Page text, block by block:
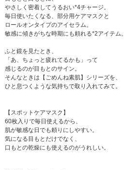
やさしく密着してうるおい*4チャージ。
毎日使いたくなる、部分用ケアマスクと
ロールオンタイプのアイセラム。
敏感に傾きがちな時期にも頼れる*2アイテム。
ふと鏡を見たとき、
「あ、ちょっと疲れてるかも」って
感じるのが目もとのサイン。
そんなときは【ごめんね素肌】シリーズを、
ひと息つくような気持ちで取り入れてみて。
【スポットケアマスク】
60枚入りで毎日使えるから、
肌が敏感な日でも頼りにしやすい。
気になる目もとだけでなく、
口もとの乾燥にも使えるのがうれしい。